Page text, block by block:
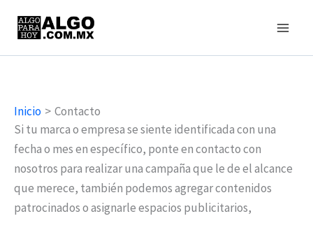
Inicio
Contacto
Si tu marca o empresa se siente identificada con una
fecha o mes en específico, ponte en contacto con
nosotros para realizar una campaña que le de el alcance
que merece, también podemos agregar contenidos
patrocinados o asignarle espacios publicitarios,